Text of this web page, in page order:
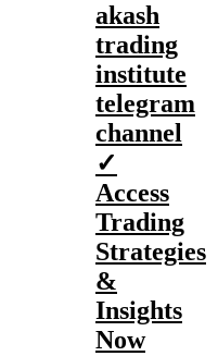
akash
trading
institute
telegram
channel
✓
Access
Trading
Strategies
&
Insights
Now